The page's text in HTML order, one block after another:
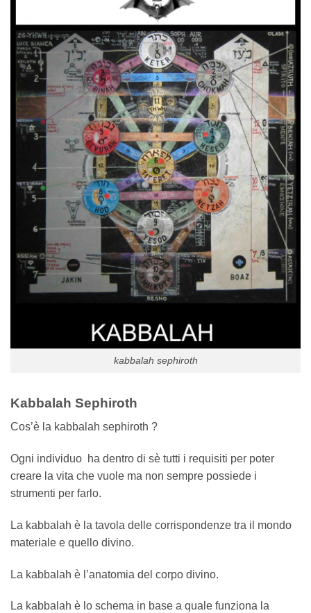
kabbalah sephiroth
Kabbalah Sephiroth
Cos’è la kabbalah sephiroth ?
Ogni individuo ha dentro di sè tutti i requisiti per poter
creare la vita che vuole ma non sempre possiede i
strumenti per farlo.
La kabbalah è la tavola delle corrispondenze tra il mondo
materiale e quello divino.
La kabbalah è l’anatomia del corpo divino.
La kabbalah è lo schema in base a quale funziona la